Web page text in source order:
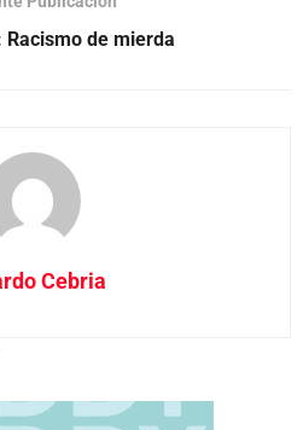
de mierda
Cebria